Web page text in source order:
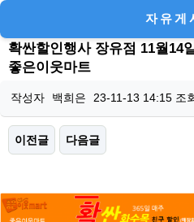
자유게
확싼할인행사 장유점 11월14
좋은이웃마트
작성자 백희은 23-11-13 14:15조
이전글 다음글
본문